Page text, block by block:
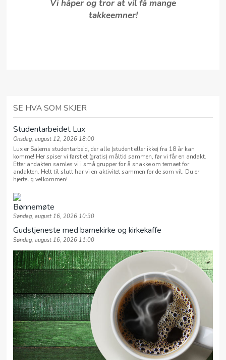
Vi håper og tror at vil få mange
takkeemner!
SE HVA SOM SKJER
Studentarbeidet Lux
Onsdag, august 12, 2026 18:00
Lux er Salems studentarbeid, der alle (student eller ikke) fra 18 år kan
komme! Her spiser vi først et (gratis) måltid sammen, før vi får en andakt.
Etter andakten samles vi i små grupper for å snakke om temaet for
andakten. Helt til slutt har vi en aktivitet sammen for de som vil. Du er
hjertelig velkommen!
Bønnemøte
Søndag, august 16, 2026 10:30
Gudstjeneste med barnekirke og kirkekaffe
Søndag, august 16, 2026 11:00